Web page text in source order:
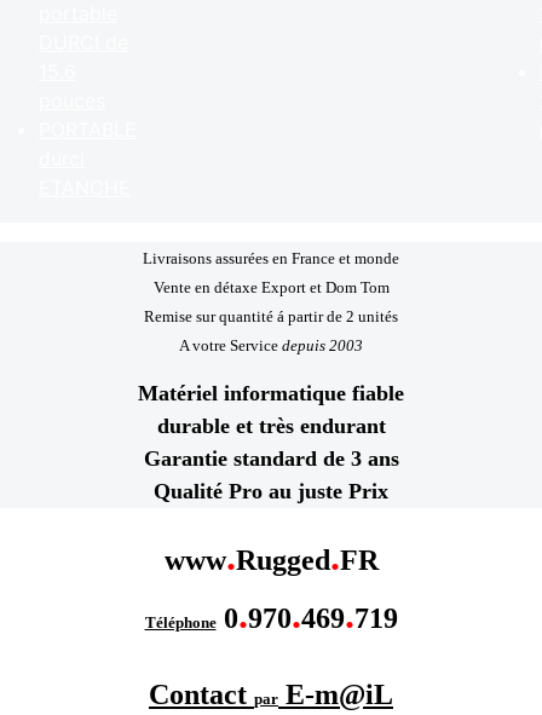
Livraisons assurées en France et monde
Vente en détaxe Export et Dom Tom
Remise sur quantité á partir de 2 unités
A votre Service depuis 2003
Matériel informatique fiable
durable et très endurant
Garantie standard de 3 ans
Qualité Pro au juste Prix
www.Rugged.FR
Téléphone0.970.469.719
Contact par E-m@iL